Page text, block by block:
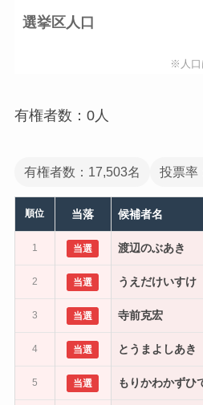
選挙区人口
※人口
有権者数：0人
有権者数：17,503名 投票率
順位 当落 候補者名
1 当選 渡辺のぶあき
2 当選 うえだけいすけ
3 当選 寺前克宏
4 当選 とうまよしあき
5 当選 もりかわかずひ